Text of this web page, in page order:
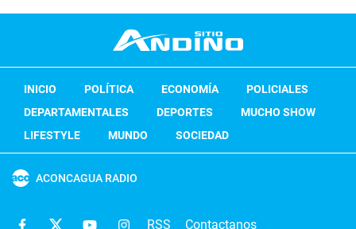
INICIO POLÍTICA ECONOMÍA
POLICIALES
DEPARTAMENTALES
DEPORTES
MUCHO SHOW
LIFESTYLE
MUNDO SOCIEDAD
ACONCAGUA RADIO
RSS Contactanos